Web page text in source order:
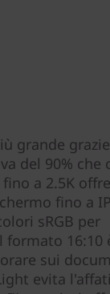
grande
del 90% che
a 2.5K
fino a
sRGB per
formato
sui
evita